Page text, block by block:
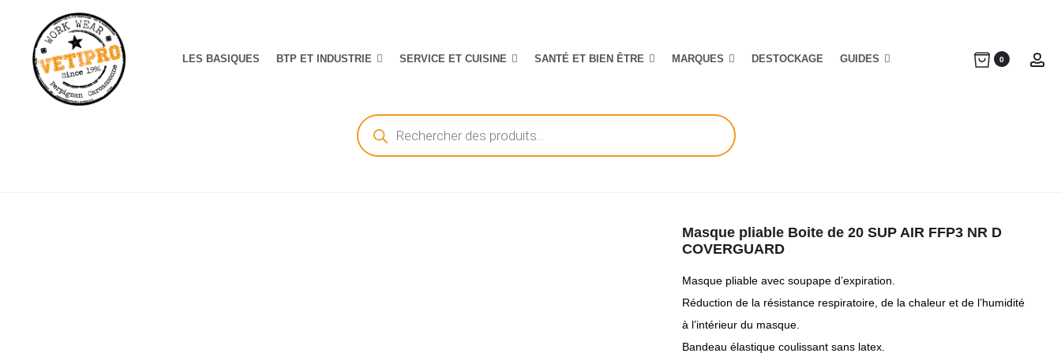
LES BASIQUES BTP ET INDUSTRIE SERVICE ET CUISINE SANTÉ ET BIEN ÊTRE MARQUES DESTOCKAGE GUIDES 0
Recherche
de
produits
Masque pliable Boite de 20 SUP AIR FFP3 NR D
COVERGUARD
Masque pliable avec soupape d’expiration.
Réduction de la résistance respiratoire, de la chaleur et de l’humidité
à l’intérieur du masque.
Bandeau élastique coulissant sans latex.